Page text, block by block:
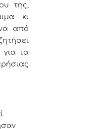
της,
κι
από
για τα